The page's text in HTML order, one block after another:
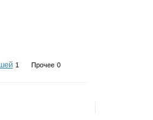
1 Прочее 0